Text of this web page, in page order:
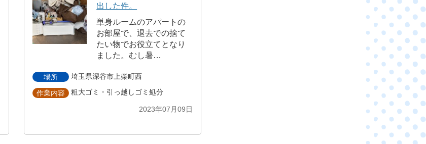
出した件。
単身ルームのアパートの
お部屋で、退去での捨て
たい物でお役立てとなり
ました。むし暑…
場所 埼玉県深谷市上柴町西
作業内容 粗大ゴミ・引っ越しゴミ処分
2023年07月09日